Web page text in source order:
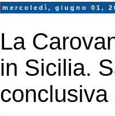
mercoledì, giugno 01,
La
in Sicilia.